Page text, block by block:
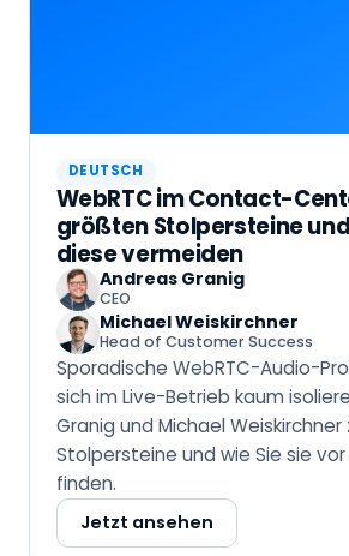
DEUTSCH
WebRTC im Contact-
größten Stolpersteine
diese vermeiden
Andreas Granig
CEO
Michael Weiskirchner
Head of Customer Success
Sporadische WebRTC-Audio-
sich im Live-Betrieb kaum
Granig und Michael
Stolpersteine und wie Sie sie
finden.
Jetzt ansehen